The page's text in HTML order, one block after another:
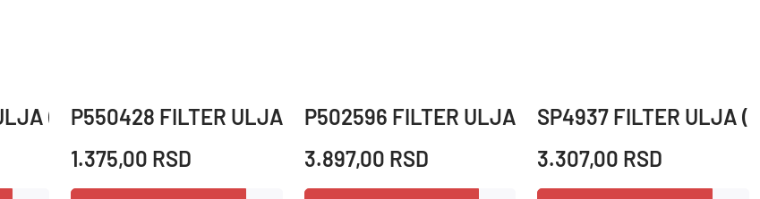
(B) DON
P550428 FILTER ULJA (B) DON
1.375,00 RSD
P502596 FILTER ULJA (B) DON
3.897,00 RSD
SP4937 FILTER ULJA
3.307,00 RSD